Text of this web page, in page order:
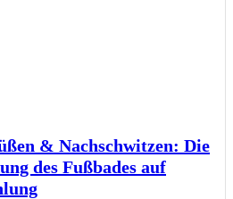
& Nachschwitzen: Die
des Fußbades auf